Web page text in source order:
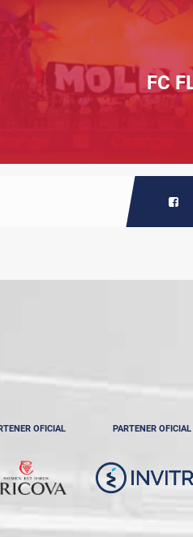
FC
OFICIAL PARTENER OFICIAL